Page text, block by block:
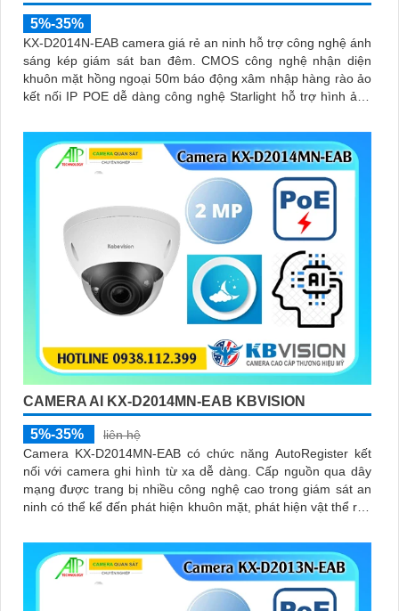
5%-35%
KX-D2014N-EAB camera giá rẻ an ninh hỗ trợ công nghệ ánh
sáng kép giám sát ban đêm. CMOS công nghệ nhận diện
khuôn mặt hồng ngoại 50m báo động xâm nhập hàng rào ảo
kết nối IP POE dễ dàng công nghệ Starlight hỗ trợ hình ảnh
CAMERA AI KX-D2014MN-EAB KBVISION
5%-35%
liên hệ
Camera KX-D2014MN-EAB có chức năng AutoRegister kết
nối với camera ghi hình từ xa dễ dàng. Cấp nguồn qua dây
mạng được trang bị nhiều công nghệ cao trong giám sát an
ninh có thể kể đến phát hiện khuôn mặt, phát hiện vật thể rơi,